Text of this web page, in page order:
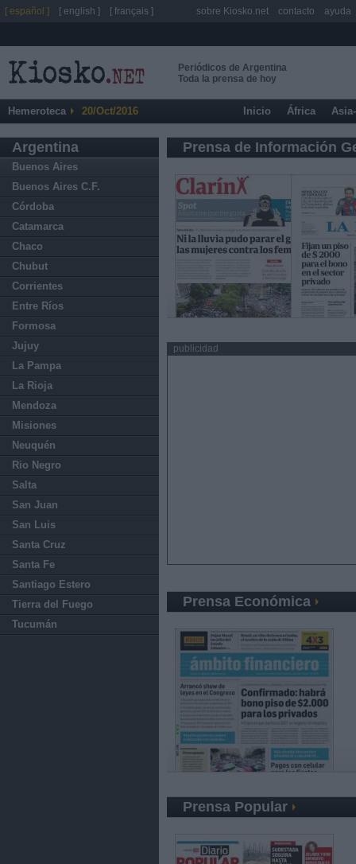
Periódicos de Argentina
Toda la prensa de hoy
Hemeroteca 20/Oct/2016 Inicio África
Argentina
Buenos Aires
Buenos Aires C.F.
Córdoba
Catamarca
Chaco
Chubut
Corrientes
Entre Ríos
Formosa
Jujuy
La Pampa
La Rioja
Mendoza
Misiones
Neuquén
Rio Negro
Salta
San Juan
San Luis
Santa Cruz
Santa Fe
Santiago Estero
Tierra del Fuego
Tucumán
Prensa de Información
publicidad
Prensa Económica
Prensa Popular
[ español ] [ english ] [ français ] sobre Kiosko.net contacto ayuda